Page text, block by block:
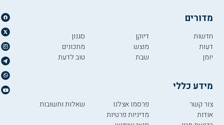
מדורים
חדשות
דעות
יומן
דיוקן
מוצש
שבת
סגנון
מתכונים
טוב לדעת
מידע כללי
צור קשר
אודות
פרסמו אצלנו
מדיניות פרטיות
שאלות ותשובות